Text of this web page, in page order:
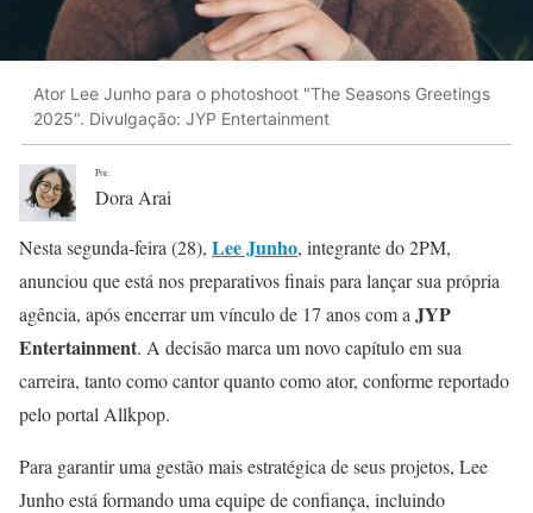
Ator Lee Junho para o photoshoot "The Seasons Greetings
2025". Divulgação: JYP Entertainment
Por:
Dora Arai
Nesta segunda-feira (28), Lee Junho, integrante do 2PM,
anunciou que está nos preparativos finais para lançar sua própria
agência, após encerrar um vínculo de 17 anos com a JYP
Entertainment. A decisão marca um novo capítulo em sua
carreira, tanto como cantor quanto como ator, conforme reportado
pelo portal Allkpop.
Para garantir uma gestão mais estratégica de seus projetos, Lee
Junho está formando uma equipe de confiança, incluindo